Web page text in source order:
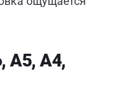
А5, А4,